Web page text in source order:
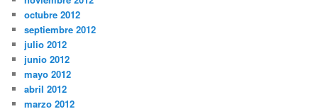
octubre 2012
septiembre 2012
julio 2012
junio 2012
mayo 2012
abril 2012
marzo 2012